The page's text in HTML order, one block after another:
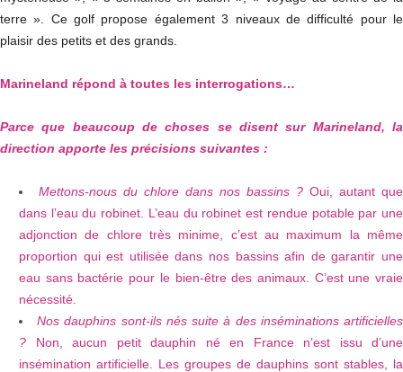
terre ». Ce golf propose également 3 niveaux de difficulté pour le
plaisir des petits et des grands.
Marineland répond à toutes les interrogations…
Parce que beaucoup de choses se disent sur Marineland, la
direction apporte les précisions suivantes :
Mettons-nous du chlore dans nos bassins ? Oui, autant que
dans l’eau du robinet. L’eau du robinet est rendue potable par une
adjonction de chlore très minime, c’est au maximum la même
proportion qui est utilisée dans nos bassins afin de garantir une
eau sans bactérie pour le bien-être des animaux. C’est une vraie
nécessité.
Nos dauphins sont-ils nés suite à des inséminations artificielles
? Non, aucun petit dauphin né en France n’est issu d’une
insémination artificielle. Les groupes de dauphins sont stables, la